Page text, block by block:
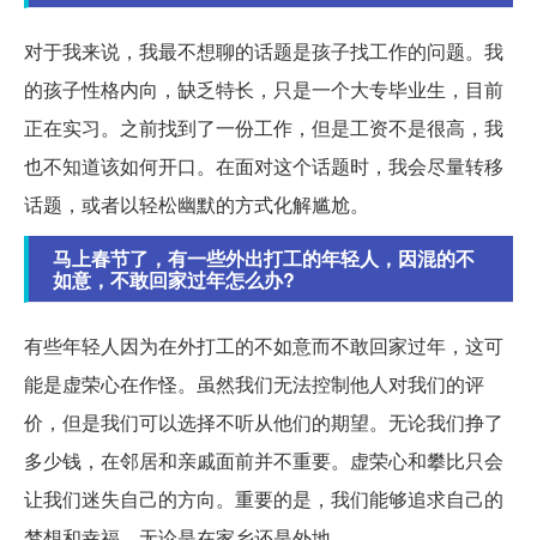
对于我来说，我最不想聊的话题是孩子找工作的问题。我
的孩子性格内向，缺乏特长，只是一个大专毕业生，目前
正在实习。之前找到了一份工作，但是工资不是很高，我
也不知道该如何开口。在面对这个话题时，我会尽量转移
话题，或者以轻松幽默的方式化解尴尬。
马上春节了，有一些外出打工的年轻人，因混的不
如意，不敢回家过年怎么办?
有些年轻人因为在外打工的不如意而不敢回家过年，这可
能是虚荣心在作怪。虽然我们无法控制他人对我们的评
价，但是我们可以选择不听从他们的期望。无论我们挣了
多少钱，在邻居和亲戚面前并不重要。虚荣心和攀比只会
让我们迷失自己的方向。重要的是，我们能够追求自己的